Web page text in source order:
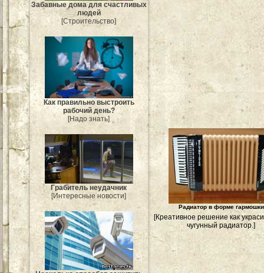
Забавные дома для счастливых
людей
[Строительство]
Как правильно выстроить
рабочий день?
[Надо знать]
Грабитель неудачник
[Интересные новости]
Радиатор в форме гармошки
[Креативное решение как
чугунный радиатор.]